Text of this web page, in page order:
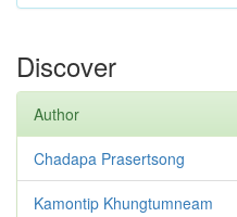
Discover
Author
Chadapa Prasertsong
Kamontip Khungtumneam